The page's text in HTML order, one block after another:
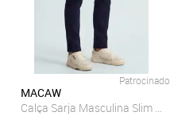
Patrocinado
MACAW